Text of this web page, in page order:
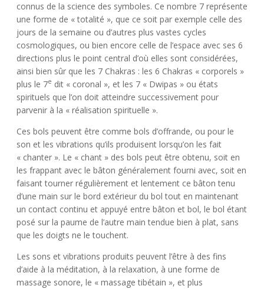
connus de la science des symboles. Ce nombre 7 représente
une forme de « totalité », que ce soit par exemple celle des
jours de la semaine ou d’autres plus vastes cycles
cosmologiques, ou bien encore celle de l’espace avec ses 6
directions plus le point central d’où elles sont considérées,
ainsi bien sûr que les 7 Chakras : les 6 Chakras « corporels »
plus le 7e dit « coronal », et les 7 « Dwipas » ou états
spirituels que l’on doit atteindre successivement pour
parvenir à la « réalisation spirituelle ».
Ces bols peuvent être comme bols d’offrande, ou pour le
son et les vibrations qu’ils produisent lorsqu’on les fait
« chanter ». Le « chant » des bols peut être obtenu, soit en
les frappant avec le bâton généralement fourni avec, soit en
faisant tourner régulièrement et lentement ce bâton tenu
d’une main sur le bord extérieur du bol tout en maintenant
un contact continu et appuyé entre bâton et bol, le bol étant
posé sur la paume de l’autre main tendue bien à plat, sans
que les doigts ne le touchent.
Les sons et vibrations produits peuvent l’être à des fins
d’aide à la méditation, à la relaxation, à une forme de
massage sonore, le « massage tibétain », et plus